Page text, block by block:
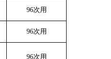
96次用
96次用
96次用